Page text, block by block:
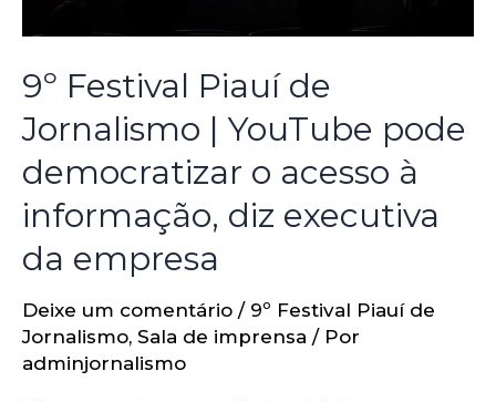
9º Festival Piauí de
Jornalismo | YouTube pode
democratizar o acesso à
informação, diz executiva
da empresa
Deixe um comentário / 9º Festival Piauí de
Jornalismo, Sala de imprensa / Por
adminjornalismo